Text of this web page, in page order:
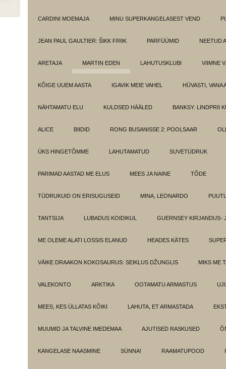
CARDINI MOEMAJA MINU SUPERKANGELASEST VEND
JEAN PAUL GAULTIER: ŠIKK FRIIK PARFÜÜMID NEETUD
ARETAJA MARTIN EDEN LAHUTUSKLUBI VIIMNE
KÕIGE UUEM AASTA IGAVIK MEIE VAHEL HÜVASTI, VANA
NÄHTAMATU ELU KULDSED HÄÄLED BANKSY. LINDPRII
ALICE BIIDID RONG BUSANISSE 2: POOLSAAR
ÜKS HINGETÕMME LAHUTAMATUD SUVETÜDRUK
PARIMAD AASTAD ME ELUS MEES JA NAINE TÕDE
TÜDRUKUID ON ERISUGUSEID MINA, LEONARDO
TANTSIJA LUBADUS KOIDIKUL GUERNSEY KIRJANDUS-
ME OLEME ALATI LOSSIS ELANUD HEADES KÄTES
VÄIKE DRAAKON KOKOSAURUS: SEIKLUS DŽUNGLIS MIKS ME
VALEKONTO ARKTIKA OOTAMATU ARMASTUS
MEES, KES ÜLLATAS KÕIKI LAHUTA, ET ARMASTADA
MUUMID JA TALVINE IMEDEMAA AJUTISED RASKUSED
KANGELASE NAASMINE SÜNNA! RAAMATUPOOD